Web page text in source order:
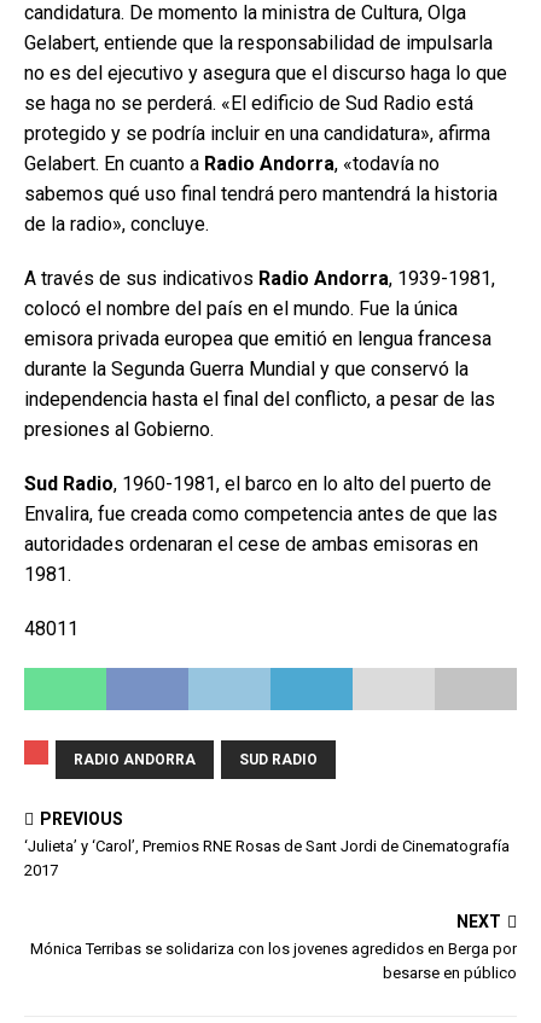
candidatura. De momento la ministra de Cultura, Olga
Gelabert, entiende que la responsabilidad de impulsarla
no es del ejecutivo y asegura que el discurso haga lo que
se haga no se perderá. «El edificio de Sud Radio está
protegido y se podría incluir en una candidatura», afirma
Gelabert. En cuanto a Radio Andorra, «todavía no
sabemos qué uso final tendrá pero mantendrá la historia
de la radio», concluye.
A través de sus indicativos Radio Andorra, 1939-1981,
colocó el nombre del país en el mundo. Fue la única
emisora privada europea que emitió en lengua francesa
durante la Segunda Guerra Mundial y que conservó la
independencia hasta el final del conflicto, a pesar de las
presiones al Gobierno.
Sud Radio, 1960-1981, el barco en lo alto del puerto de
Envalira, fue creada como competencia antes de que las
autoridades ordenaran el cese de ambas emisoras en
1981.
48011
RADIO ANDORRA SUD RADIO
PREVIOUS
‘Julieta’ y ‘Carol’, Premios RNE Rosas de Sant Jordi de Cinematografía
2017
NEXT
Mónica Terribas se solidariza con los jovenes agredidos en Berga por
besarse en público